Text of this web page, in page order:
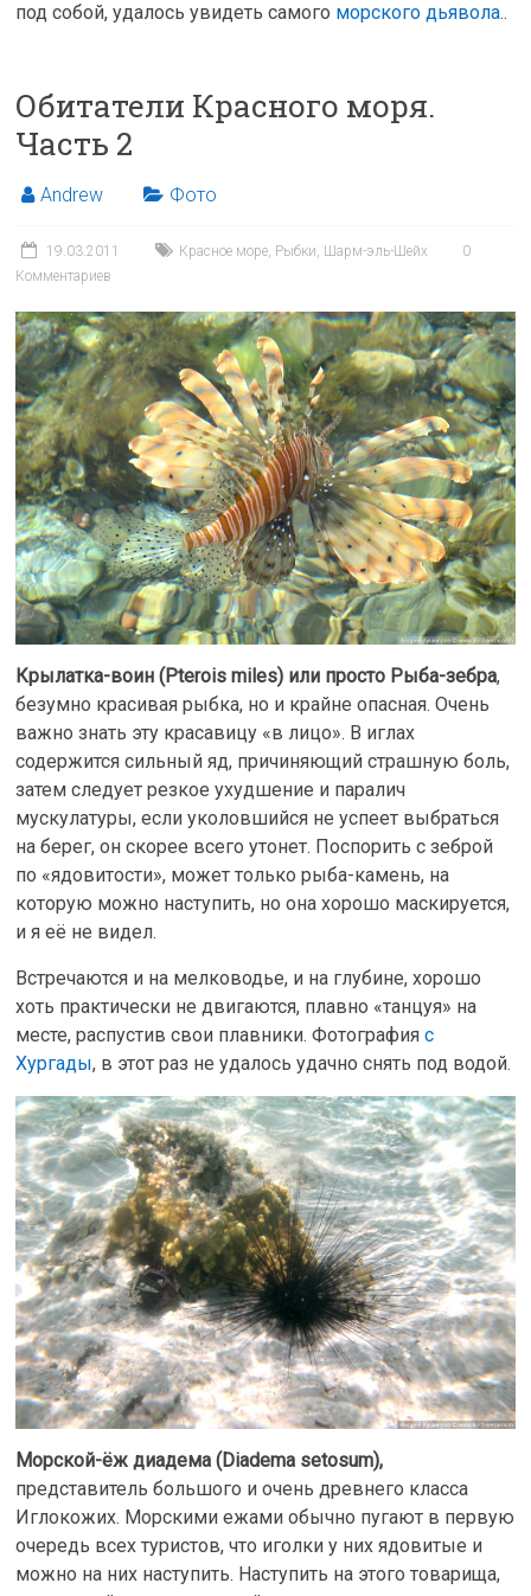
под собой, удалось увидеть самого морского дьявола..
Обитатели Красного моря.
Часть 2
Andrew Фото
19.03.2011 Красное море, Рыбки, Шарм-эль-Шейх
0
Комментариев
Крылатка-воин (Pterois miles) или просто Рыба-зебра,
безумно красивая рыбка, но и крайне опасная. Очень
важно знать эту красавицу «в лицо». В иглах
содержится сильный яд, причиняющий страшную боль,
затем следует резкое ухудшение и паралич
мускулатуры, если уколовшийся не успеет выбраться
на берег, он скорее всего утонет. Поспорить с зеброй
по «ядовитости», может только рыба-камень, на
которую можно наступить, но она хорошо маскируется,
и я её не видел.
Встречаются и на мелководье, и на глубине, хорошо
хоть практически не двигаются, плавно «танцуя» на
месте, распустив свои плавники. Фотографияс
Хургады, в этот раз не удалось удачно снять под водой.
Морской-ёж диадема (Diadema setosum),
представитель большого и очень древнего класса
Иглокожих. Морскими ежами обычно пугают в первую
очередь всех туристов, что иголки у них ядовитые и
можно на них наступить. Наступить на этого товарища,